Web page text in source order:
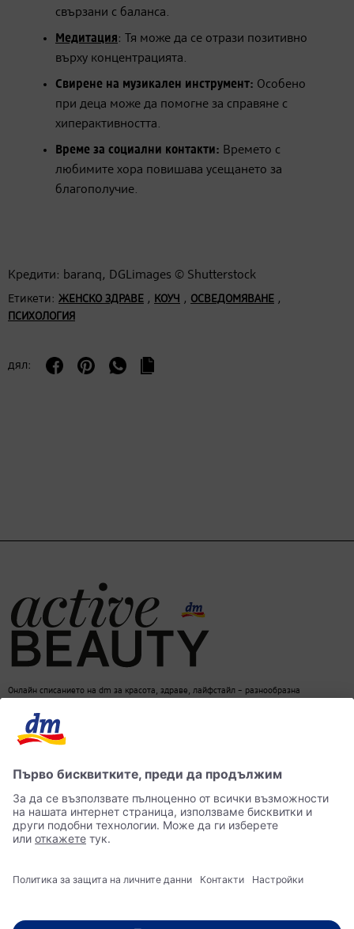
свързани с баланса.
Медитация: Тя може да се отрази позитивно
върху концентрацията.
Свирене на музикален инструмент: Особено
при деца може да помогне за справяне с
хиперактивността.
Време за социални контакти: Времето с
любимите хора повишава усещането за
благополучие.
Кредити: baranq, DGLimages © Shutterstock
Етикети: ЖЕНСКО ЗДРАВЕ , КОУЧ , ОСВЕДОМЯВАНЕ ,
ПСИХОЛОГИЯ
дял:
Онлайн списанието на dm за красота, здраве, лайфстайл – разнообразна
dm онлайн магазин Контакти Лични данни
достъпност